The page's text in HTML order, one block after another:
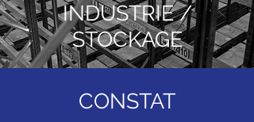
INDUSTRIE /
STOCKAGE
CONSTAT